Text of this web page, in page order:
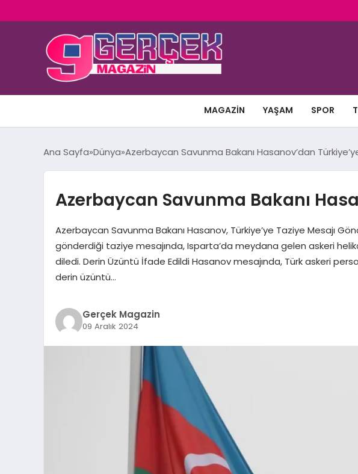
MAGAZIN YAŞAM SPOR
Ana Sayfa Dünya Azerbaycan Savunma Bakanı Hasanov’dan
Azerbaycan Savunma Bakanı
Azerbaycan Savunma Bakanı Hasanov, Türkiye’ye Taziye Mesajı
gönderdiği taziye mesajında, Isparta’da meydana gelen askeri
diledi. Derin Üzüntü İfade Edildi Hasanov mesajında, Türk askeri
derin üzüntü…
Gerçek Magazin
09 Aralık 2024